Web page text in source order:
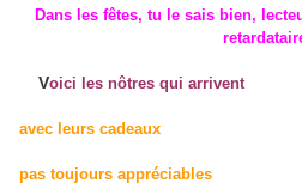
Dans les fêtes, tu le sais bien,
Voici les nôtres qui arrivent
avec leurs cadeaux
pas toujours appréciables